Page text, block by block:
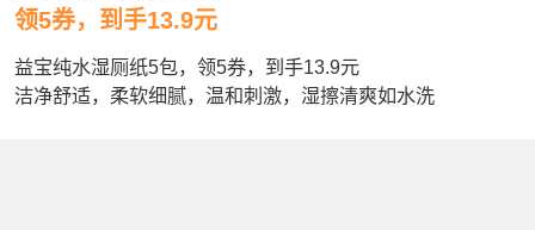
领5券，到手13.9元
益宝纯水湿厕纸5包，领5券，到手13.9元
洁净舒适，柔软细腻，温和刺激，湿擦清爽如水洗